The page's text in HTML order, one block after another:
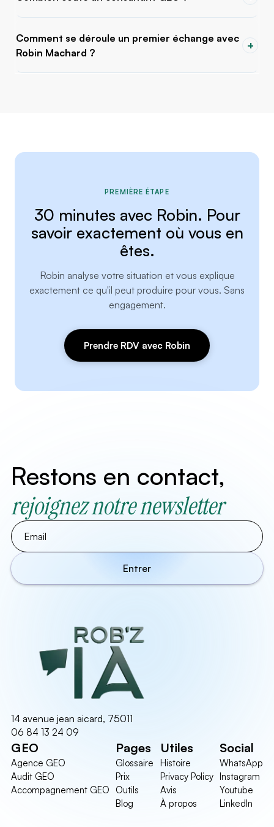
Comment se déroule un premier échange avec
Robin Machard ?
+
PREMIÈRE ÉTAPE
30 minutes avec Robin. Pour
savoir exactement où vous en
êtes.
Robin analyse votre situation et vous explique
exactement ce qu'il peut produire pour vous. Sans
engagement.
Prendre RDV avec Robin
Restons en contact,
rejoignez notre newsletter
14 avenue jean aicard, 75011
06 84 13 24 09
GEO
Agence GEO
Audit GEO
Accompagnement GEO
Pages
Glossaire
Prix
Outils
Blog
Utiles
Histoire
Privacy Policy
Avis
À propos
Social
WhatsApp
Instagram
Youtube
LinkedIn